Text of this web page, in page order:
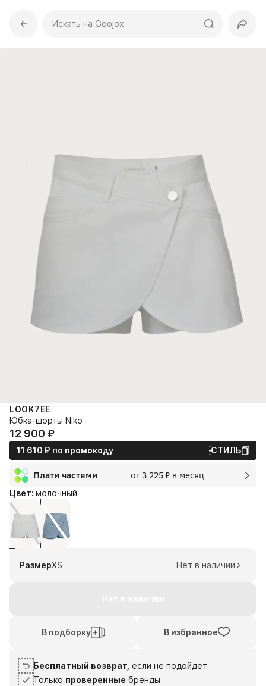
Искать на Goojox
LOOK7EE
Юбка-шорты Niko
12 900⁠ ⁠₽
11 610⁠ ⁠₽ по промокоду СТИЛЬ
Плати частями от 3 225⁠ ⁠₽ в месяц
2 мес.
3 225⁠ ⁠₽
без переплат и комиссии
1
авг сен
сен
Цвет: молочный
РазмерXS Нет в наличии
В подборку В избранное
Бесплатный возврат, если не подойдет
Только проверенные бренды